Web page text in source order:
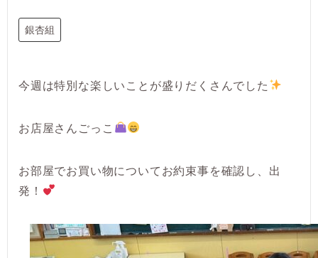
銀杏組
今週は特別な楽しいことが盛りだくさんでした
お店屋さんごっこ
お部屋でお買い物についてお約束事を確認し、出
発！